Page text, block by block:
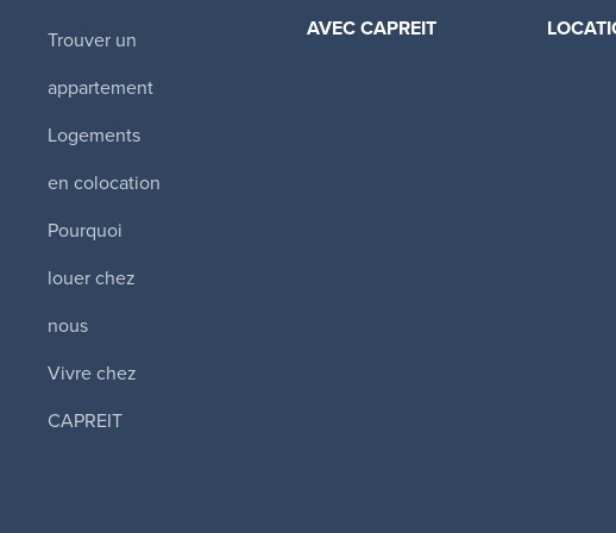
Trouver un
appartement
Logements
en colocation
Pourquoi
louer chez
nous
Vivre chez
CAPREIT
AVEC CAPREIT​